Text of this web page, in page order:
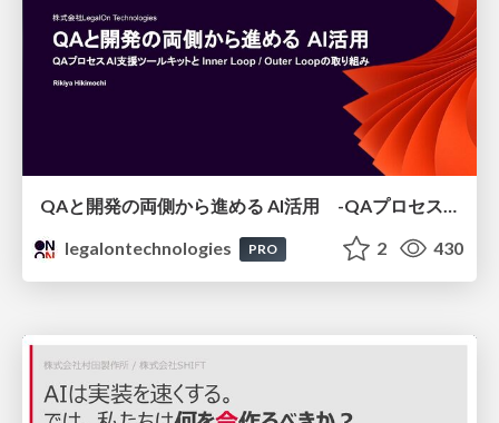
QAと開発の両側から進める AI活用 -QAプロセスAI支援ツールキットと Inner Loop / Outer Loopの取り組み-
legalontechnologies
PRO 2 430